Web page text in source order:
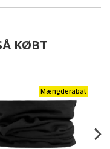
KØBT
Mængderabat